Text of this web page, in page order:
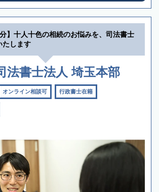
分】十人十色の相続のお悩みを、司法書士
たします
法書士法人 埼玉本部
オンライン相談可 行政書士在籍